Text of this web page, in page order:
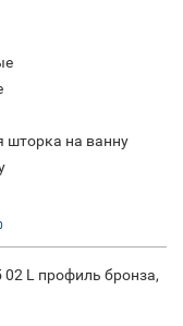
шторка на ванну
02 L профиль бронза,